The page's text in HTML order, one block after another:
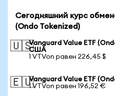
Сегодняшний курс
(Ondo Tokenized)
🇺🇸Vanguard Value ETF
США
1 VTVon равен 226,45 $
🇪🇺Vanguard Value ETF
1 VTVon равен 196,52 €